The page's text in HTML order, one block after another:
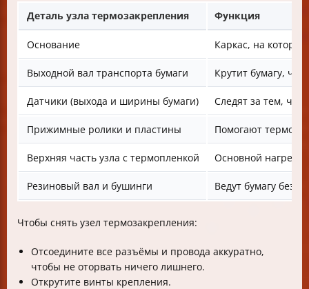
Деталь узла термозакрепления Функция
Основание Каркас, на
Выходной вал транспорта бумаги Крутит бумагу,
Датчики (выхода и ширины бумаги) Следят за тем, что
Прижимные ролики и пластины Помогают
Верхняя часть узла с термопленкой Основной
Резиновый вал и бушинги Ведут бумагу без
Чтобы снять узел термозакрепления:
Отсоедините все разъёмы и провода аккуратно,
чтобы не оторвать ничего лишнего.
Открутите винты крепления.